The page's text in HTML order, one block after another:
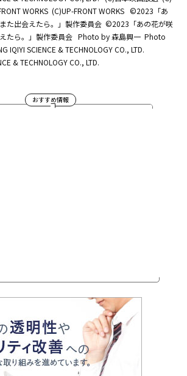
WORKS (C)UP-FRONT WORKS ©2023「あ
た出会えたら。」製作委員会 ©2023「あの花が咲
たら。」製作委員会 Photo by 森島興一 Photo
IQIYI SCIENCE & TECHNOLOGY CO., LTD.
& TECHNOLOGY CO., LTD.
おすすめ情報